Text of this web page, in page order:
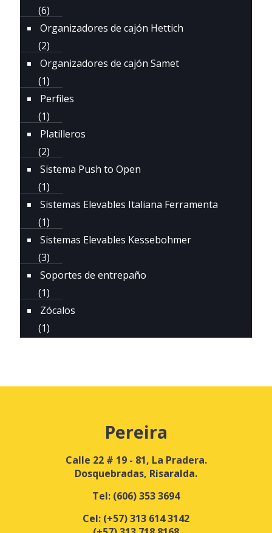
(6)
Organizadores de cajón Hettich
(2)
Organizadores de cajón Samet
(1)
Perfiles
(1)
Platilleros
(2)
Sistema Push to Open
(1)
Sistemas Elevables Italiana Ferramenta
(1)
Sistemas Elevables Kessebohmer
(3)
Soportes de entrepaño
(1)
Zócalos
(1)
Pereira
Calle 22 # 19 - 81, La Pradera.
Dosquebradas, Risaralda.
Tel: (606) 353 3694
Cel: (+57) 313 614 3142